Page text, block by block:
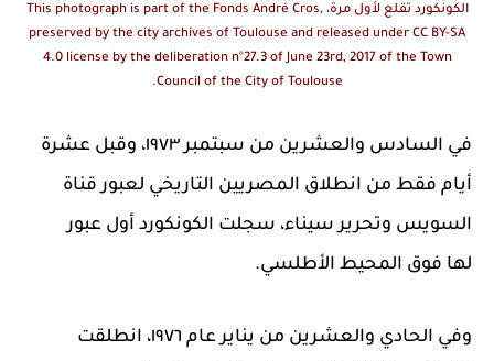
الكونكورد تقلع لأول مرة، This photograph is part of the Fonds André Cros,
preserved by the city archives of Toulouse and released under CC BY-SA
4.0 license by the deliberation n°27.3 of June 23rd, 2017 of the Town
Council of the City of Toulouse.
في السادس والعشرين من سبتمبر ١٩٧٣، وقبل عشرة
أيام فقط من انطلاق المصريين التاريخي لعبور قناة
السويس وتحرير سيناء، سجلت الكونكورد أول عبور
لها فوق المحيط الأطلسي.
وفي الحادي والعشرين من يناير عام ١٩٧٦، انطلقت